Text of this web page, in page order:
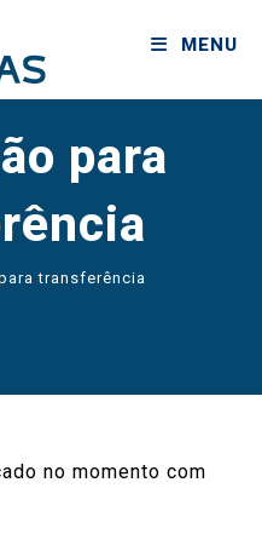
MENU
para
transferência
no momento com